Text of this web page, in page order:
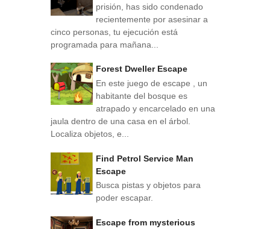
prisión, has sido condenado
recientemente por asesinar a
cinco personas, tu ejecución está
programada para mañana...
Forest Dweller Escape
En este juego de escape , un
habitante del bosque es
atrapado y encarcelado en una
jaula dentro de una casa en el árbol.
Localiza objetos, e...
Find Petrol Service Man
Escape
Busca pistas y objetos para
poder escapar.
Escape from mysterious